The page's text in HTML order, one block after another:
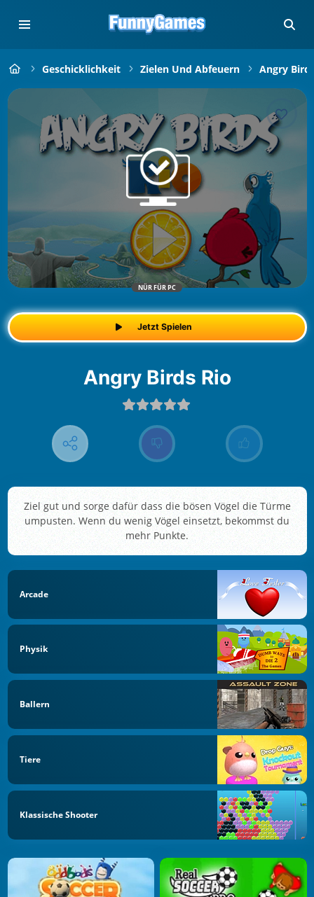
Geschicklichkeit Zielen Und Abfeuern Angry
NÜR FÜR PC
Jetzt Spielen
Angry Birds Rio
Ziel gut und sorge dafür dass die bösen Vögel die Türme
umpusten. Wenn du wenig Vögel einsetzt, bekommst du
mehr Punkte.
Arcade
Physik
Ballern
Tiere
Klassische Shooter